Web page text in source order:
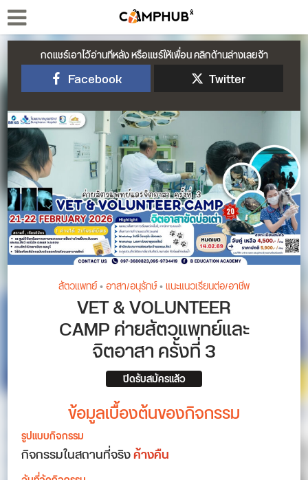
กดแชร์เอาไว้อ่านทีหลัง หรือแชร์ให้เพื่อน คลิกด้านล่างเลยจ้า
Facebook Twitter
สัตวแพทย์•อาสา/อนุรักษ์•แนะแนวเรียนต่อ/อาชีพ
VET & VOLUNTEER
CAMP ค่ายสัตวแพทย์และ
จิตอาสา ครั้งที่ 3
ปิดรับสมัครแล้ว
ข้อมูลเบื้องต้นของกิจกรรม
รูปแบบกิจกรรม
กิจกรรมในสถานที่จริงค้างคืน